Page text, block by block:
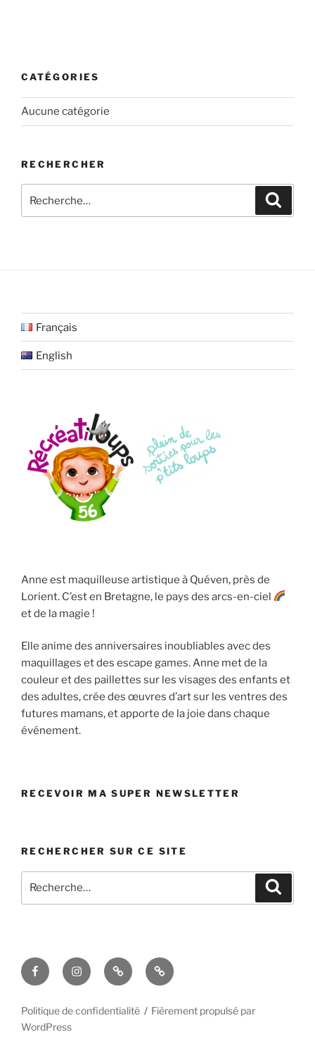
CATÉGORIES
Aucune catégorie
RECHERCHER
pour
Français
English
Anne est maquilleuse artistique à Quéven, près de
Lorient. C’est en Bretagne, le pays des arcs-en-ciel
et de la magie !
Elle anime des anniversaires inoubliables avec des
maquillages et des escape games. Anne met de la
couleur et des paillettes sur les visages des enfants et
des adultes, crée des œuvres d’art sur les ventres des
futures mamans, et apporte de la joie dans chaque
événement.
RECEVOIR MA SUPER NEWSLETTER
RECHERCHER SUR CE SITE
pour
FacebookInstagramTikTok Formulaire
de
Politique de confidentialité
Fièrement propulsé par
WordPress